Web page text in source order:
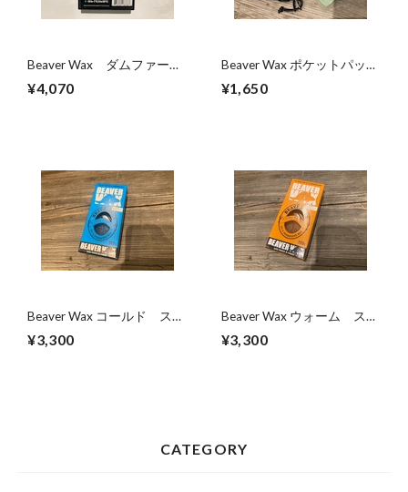
Beaver Wax ダムファース
ワックス
¥4,070
Beaver Wax ポケットパッ
¥1,650
Beaver Wax コールド スノ
¥3,300
Beaver Wax ウォーム スノ
¥3,300
CATEGORY